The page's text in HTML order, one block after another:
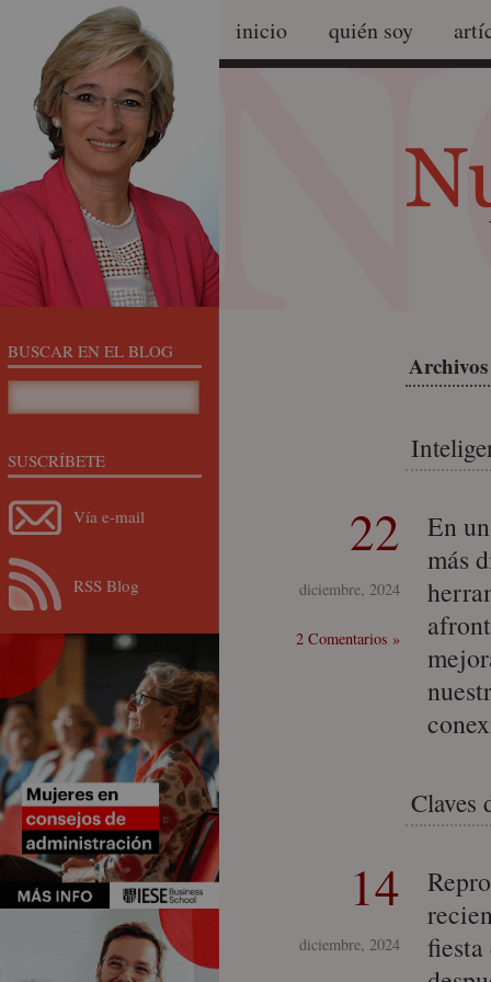
inicio quién soy
22
diciembre, 2024
2 Comentarios »
En
más
Claves
14
diciembre, 2024
BUSCAR EN EL BLOG
SUSCRÍBETE
Vía e-mail
RSS Blog